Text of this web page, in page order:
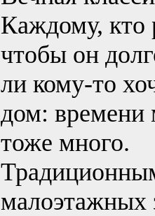
Каждому, кто
чтобы он
ли кому-то
дом: времени
тоже много.
малоэтажных